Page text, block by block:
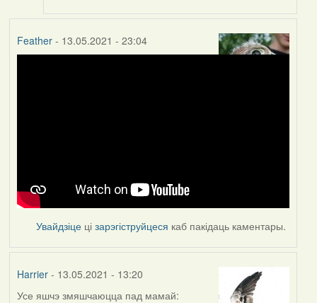
Feather- 13.05.2021 - 23:04
Увайдзіце цізарэгіструйцеся каб пакідаць каментары.
Harrier- 13.05.2021 - 13:20
Усе яшчэ змяшчаюцца пад мамай: